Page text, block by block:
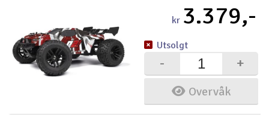
kr 3.379,-
Overvåk
+
-
Utsolgt